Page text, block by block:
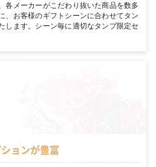
各メーカーがこだわり抜いた商品を数多
、お客様のギフトシーンに合わせてタン
します。シーン毎に適切なタンプ限定セ
ョンが豊富